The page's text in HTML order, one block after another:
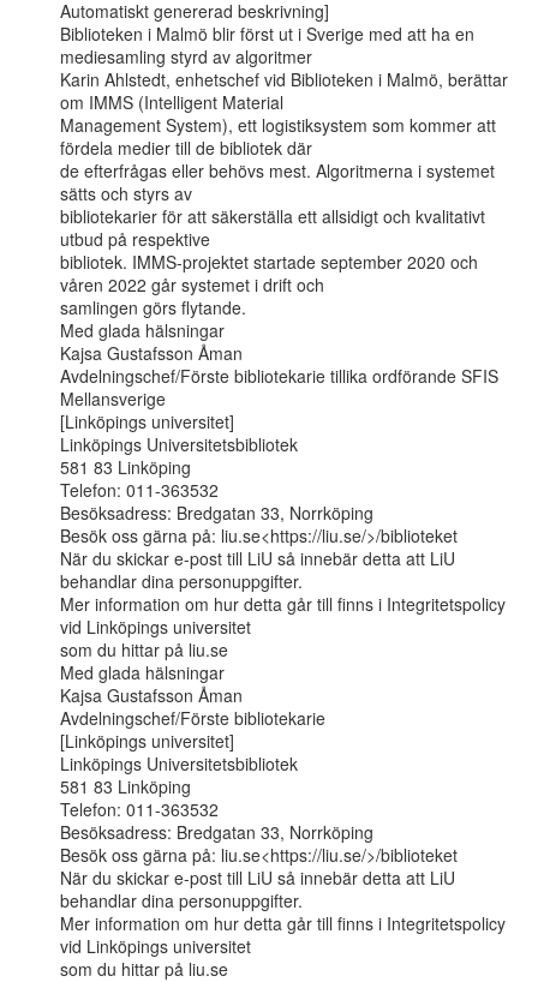
Automatiskt genererad beskrivning]
Biblioteken i Malmö blir först ut i Sverige med att ha en
mediesamling styrd av algoritmer
Karin Ahlstedt, enhetschef vid Biblioteken i Malmö, berättar
om IMMS (Intelligent Material
Management System), ett logistiksystem som kommer att
fördela medier till de bibliotek där
de efterfrågas eller behövs mest. Algoritmerna i systemet
sätts och styrs av
bibliotekarier för att säkerställa ett allsidigt och kvalitativt
utbud på respektive
bibliotek. IMMS-projektet startade september 2020 och
våren 2022 går systemet i drift och
samlingen görs flytande.
Med glada hälsningar
Kajsa Gustafsson Åman
Avdelningschef/Förste bibliotekarie tillika ordförande SFIS
Mellansverige
[Linköpings universitet]
Linköpings Universitetsbibliotek
581 83 Linköping
Telefon: 011-363532
Besöksadress: Bredgatan 33, Norrköping
Besök oss gärna på: liu.se<https://liu.se/>/biblioteket
När du skickar e-post till LiU så innebär detta att LiU
behandlar dina personuppgifter.
Mer information om hur detta går till finns i Integritetspolicy
vid Linköpings universitet
som du hittar på liu.se
Med glada hälsningar
Kajsa Gustafsson Åman
Avdelningschef/Förste bibliotekarie
[Linköpings universitet]
Linköpings Universitetsbibliotek
581 83 Linköping
Telefon: 011-363532
Besöksadress: Bredgatan 33, Norrköping
Besök oss gärna på: liu.se<https://liu.se/>/biblioteket
När du skickar e-post till LiU så innebär detta att LiU
behandlar dina personuppgifter.
Mer information om hur detta går till finns i Integritetspolicy
vid Linköpings universitet
som du hittar på liu.se